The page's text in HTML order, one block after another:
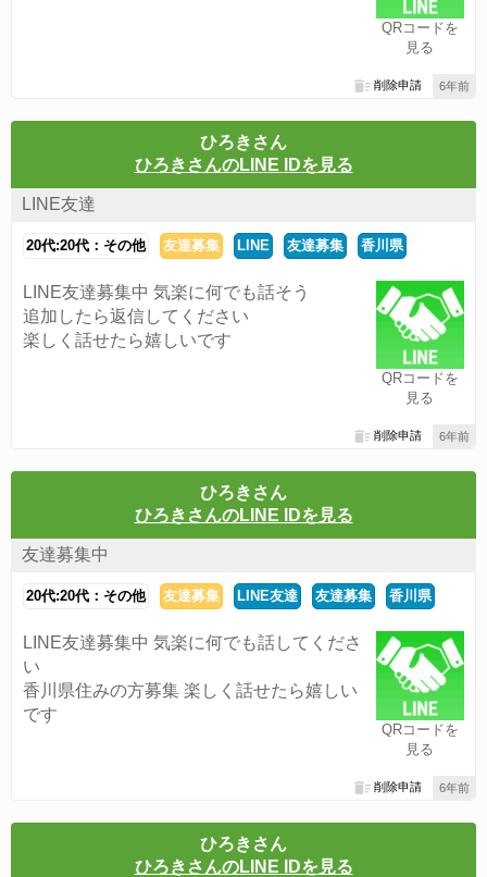
QRコードを
見る
6年前
削除申請
ひろきさん
ひろきさんのLINE IDを見る
LINE友達
20代:20代：その他 友達募集 LINE 友達募集 香川県
QRコードを
見る
LINE友達募集中 気楽に何でも話そう
追加したら返信してください
楽しく話せたら嬉しいです
6年前
削除申請
ひろきさん
ひろきさんのLINE IDを見る
友達募集中
20代:20代：その他 友達募集 LINE友達 友達募集 香川県
QRコードを
見る
LINE友達募集中 気楽に何でも話してくださ
い
香川県住みの方募集 楽しく話せたら嬉しい
です
6年前
削除申請
ひろきさん
ひろきさんのLINE IDを見る